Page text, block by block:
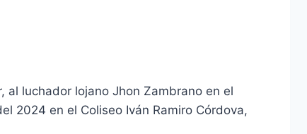
al luchador lojano Jhon Zambrano en el
2024 en el Coliseo Iván Ramiro Córdova,